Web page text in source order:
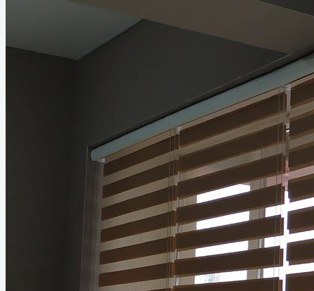
Зебра рулонные шторы
Римские шторы
Москитные сетки
Системы и крепления
Наши работы
Видео